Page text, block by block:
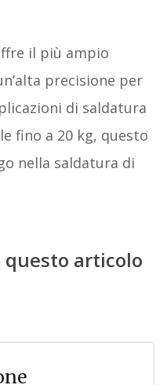
il più ampio
precisione per
di saldatura
fino a 20 kg, questo
nella saldatura di
articolo